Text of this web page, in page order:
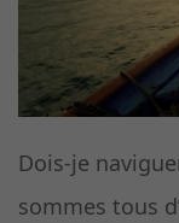
Dois-je
sommes tous